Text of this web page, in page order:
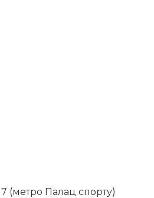
(метро Палац спорту)